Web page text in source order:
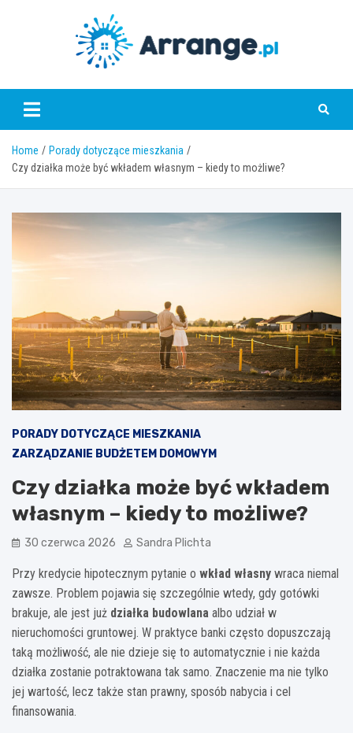
www.arrange.pl
Home
Porady dotyczące mieszkania
Czy działka może być wkładem własnym – kiedy to możliwe?
PORADY DOTYCZĄCE MIESZKANIA
ZARZĄDZANIE BUDŻETEM DOMOWYM
Czy działka może być wkładem
własnym – kiedy to możliwe?
30 czerwca 2026 Sandra Plichta
Przy kredycie hipotecznym pytanie o wkład własny wraca niemal
zawsze. Problem pojawia się szczególnie wtedy, gdy gotówki
brakuje, ale jest już działka budowlana albo udział w
nieruchomości gruntowej. W praktyce banki często dopuszczają
taką możliwość, ale nie dzieje się to automatycznie i nie każda
działka zostanie potraktowana tak samo. Znaczenie ma nie tylko
jej wartość, lecz także stan prawny, sposób nabycia i cel
finansowania.